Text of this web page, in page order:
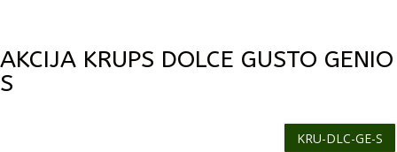
AKCIJA KRUPS DOLCE GUSTO GENIO
S
KRU-DLC-GE-S